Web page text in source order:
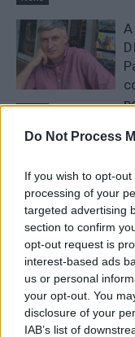
Do Not Process
If you wish to opt-
processing of your
targeted advertising
section to confirm
opt-out request is
interest-based ads
us or personal
your opt-out. You
disclosure of your
IAB’s list of
News
Comentariu: